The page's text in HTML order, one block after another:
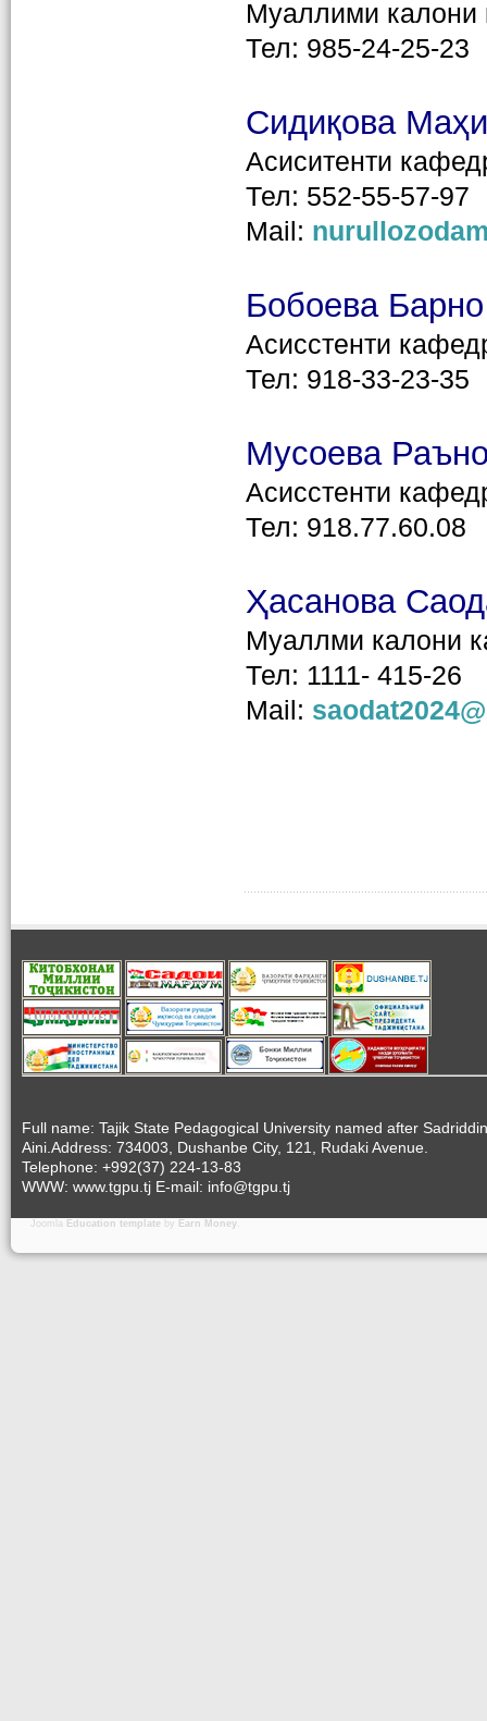
Муаллими калони
Тел: 985-24-25-23
Сидиқова
Асиситенти
Тел: 552-55-57-97
Mail:
Бобоева
Асисстенти
Тел: 918-33-23-35
Мусоева
Асисстенти
Тел: 918.77.60.08
Ҳасанова
Муаллми калони
Тел: 1111- 415-26
Mail:
Full name: Tajik State Pedagogical University named after Sadriddin
Aini.Address: 734003, Dushanbe City, 121, Rudaki Avenue.
Telephone: +992(37) 224-13-83
WWW: www.tgpu.tj E-mail: info@tgpu.tj
Joomla Education template by Earn Money.